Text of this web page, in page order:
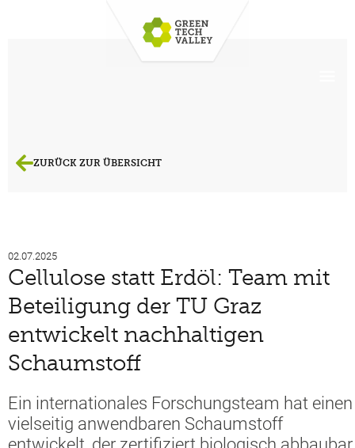
ZURÜCK ZUR ÜBERSICHT
02.07.2025
Cellulose statt Erdöl: Team mit
Beteiligung der TU Graz
entwickelt nachhaltigen
Schaumstoff
Ein internationales Forschungsteam hat einen
vielseitig anwendbaren Schaumstoff